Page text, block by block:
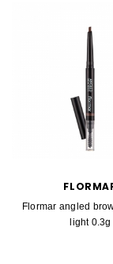
Flormar angled
light 0.3g